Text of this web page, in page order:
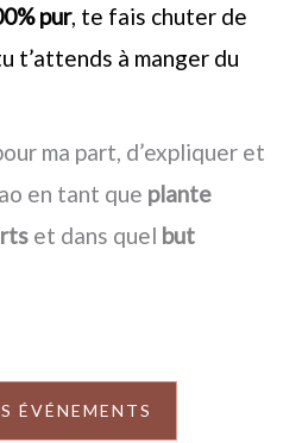
pur, te fais chuter de
t’attends à manger du
ma part, d’expliquer et
en tant que plante
et dans quel but
ÉVÉNEMENTS